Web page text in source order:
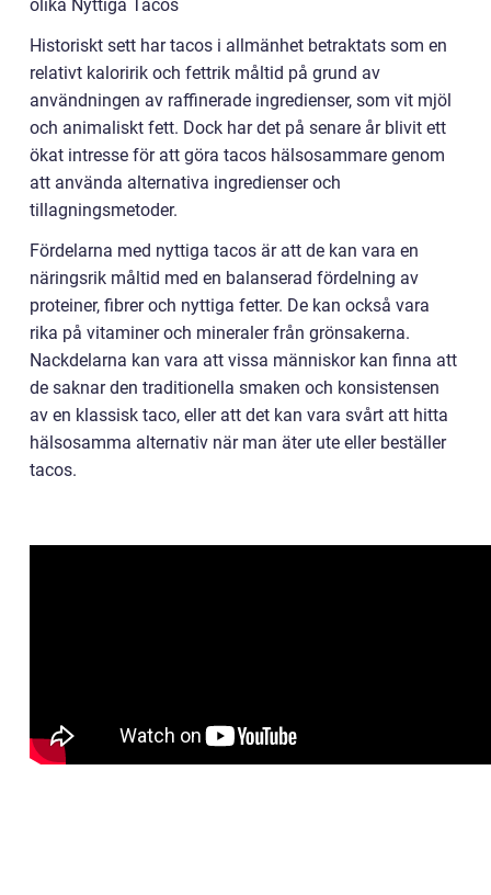
olika Nyttiga Tacos
Historiskt sett har tacos i allmänhet betraktats som en
relativt kaloririk och fettrik måltid på grund av
användningen av raffinerade ingredienser, som vit mjöl
och animaliskt fett. Dock har det på senare år blivit ett
ökat intresse för att göra tacos hälsosammare genom
att använda alternativa ingredienser och
tillagningsmetoder.
Fördelarna med nyttiga tacos är att de kan vara en
näringsrik måltid med en balanserad fördelning av
proteiner, fibrer och nyttiga fetter. De kan också vara
rika på vitaminer och mineraler från grönsakerna.
Nackdelarna kan vara att vissa människor kan finna att
de saknar den traditionella smaken och konsistensen
av en klassisk taco, eller att det kan vara svårt att hitta
hälsosamma alternativ när man äter ute eller beställer
tacos.